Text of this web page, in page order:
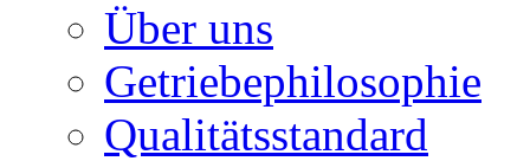
Über uns
Getriebephilosophie
Qualitätsstandard